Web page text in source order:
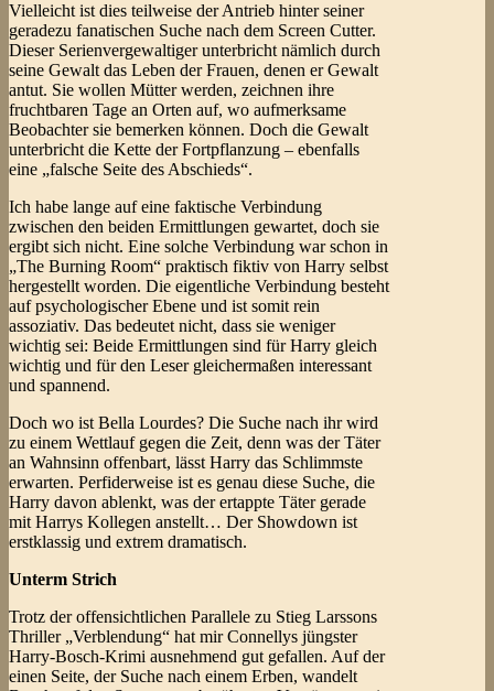
Vielleicht ist dies teilweise der Antrieb hinter seiner
geradezu fanatischen Suche nach dem Screen Cutter.
Dieser Serienvergewaltiger unterbricht nämlich durch
seine Gewalt das Leben der Frauen, denen er Gewalt
antut. Sie wollen Mütter werden, zeichnen ihre
fruchtbaren Tage an Orten auf, wo aufmerksame
Beobachter sie bemerken können. Doch die Gewalt
unterbricht die Kette der Fortpflanzung – ebenfalls
eine „falsche Seite des Abschieds“.
Ich habe lange auf eine faktische Verbindung
zwischen den beiden Ermittlungen gewartet, doch sie
ergibt sich nicht. Eine solche Verbindung war schon in
„The Burning Room“ praktisch fiktiv von Harry selbst
hergestellt worden. Die eigentliche Verbindung besteht
auf psychologischer Ebene und ist somit rein
assoziativ. Das bedeutet nicht, dass sie weniger
wichtig sei: Beide Ermittlungen sind für Harry gleich
wichtig und für den Leser gleichermaßen interessant
und spannend.
Doch wo ist Bella Lourdes? Die Suche nach ihr wird
zu einem Wettlauf gegen die Zeit, denn was der Täter
an Wahnsinn offenbart, lässt Harry das Schlimmste
erwarten. Perfiderweise ist es genau diese Suche, die
Harry davon ablenkt, was der ertappte Täter gerade
mit Harrys Kollegen anstellt… Der Showdown ist
erstklassig und extrem dramatisch.
Unterm Strich
Trotz der offensichtlichen Parallele zu Stieg Larssons
Thriller „Verblendung“ hat mir Connellys jüngster
Harry-Bosch-Krimi ausnehmend gut gefallen. Auf der
einen Seite, der Suche nach einem Erben, wandelt